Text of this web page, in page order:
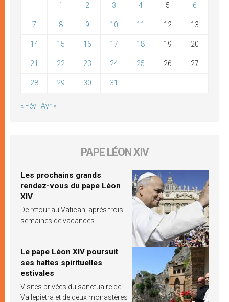
1 2 3 4 5 6
7 8 9 10 11 12 13
14 15 16 17 18 19 20
21 22 23 24 25 26 27
28 29 30 31
« Fév Avr »
PAPE LÉON XIV
Les prochains grands
rendez-vous du pape Léon
XIV
De retour au Vatican, après trois
semaines de vacances
Le pape Léon XIV poursuit
ses haltes spirituelles
estivales
Visites privées du sanctuaire de
Vallepietra et de deux monastères